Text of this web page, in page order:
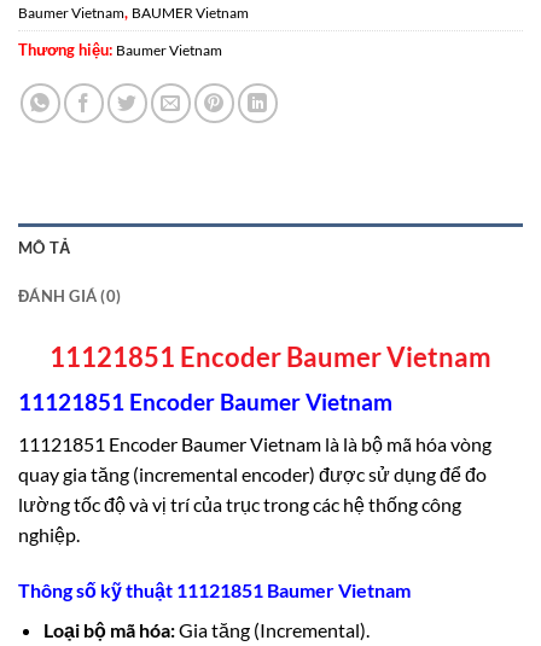
Baumer Vietnam, BAUMER Vietnam
Thương hiệu: Baumer Vietnam
MÔ TẢ
ĐÁNH GIÁ (0)
11121851 Encoder Baumer Vietnam
11121851 Encoder Baumer Vietnam
11121851 Encoder Baumer Vietnam là là bộ mã hóa vòng
quay gia tăng (incremental encoder) được sử dụng để đo
lường tốc độ và vị trí của trục trong các hệ thống công
nghiệp.
Thông số kỹ thuật 11121851 Baumer Vietnam
Loại bộ mã hóa:Gia tăng (Incremental).